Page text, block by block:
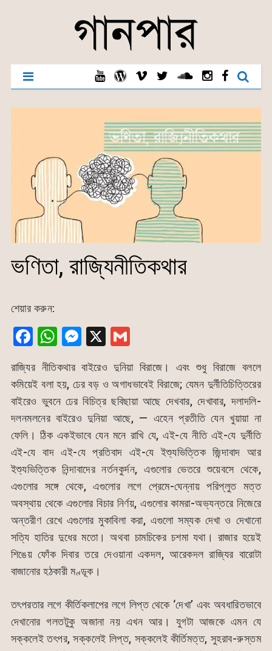
ভণিতা, রাজ্যিনীতিকথার
শেয়ার করুন:
F
c
e
b
o
o
k
W
at
s
A
p
p
M
s
s
e
n
g
er
X G
ai
l
রাজ্যির নীতিকথার বাইরেও দুনিয়া বিরাজে। এবং শুধু বিরাজে বললে
কমিয়েই বলা হয়, ঢের বড় ও অগাধভাবেই বিরাজে; যেমন দুর্নীতিচিত্তিরের
বাইরেও ভুবনে ঢের বিচিত্র ছবিছায়া আছে দেখবার, দেখাবার, দলাদলি-
দলনমলনের বাইরেও দুনিয়া আছে, — এহেন প্রতীতি যেন খুয়ায়া না
ফেলি। ঠিক একইভাবে যেন মনে রাখি যে, এই-যে নীতি এই-যে দুর্নীতি
এই-যে বাদ এই-যে প্রতিবাদ এই-যে ইশ্যুভিত্তিক জিন্দাবাদ আর
ইশ্যুভিত্তিক নিন্দাবাদের নর্তনকুর্দন, এগুলোর ভেতরে শুয়েবসে থেকে,
এগুলোর সঙ্গে থেকে, এগুলোর লগে প্রেমে-ঘেন্নায় পরিপ্লুত মত্ত
অবস্থায় থেকে এগুলোর বিচার নির্ণয়, এগুলোর কামরা-অভ্যন্তরে নিজেরে
অন্তরীণ রেখে এগুলোর মুকাবিলা করা, এগুলো সম্যক দেখা ও দেখানো
সত্যি হাতির দুধের মতো। অথবা চামচিকের চশমা যথা। রাজার হয়েই
শিঙেয় ফোঁক দিবার তরে দেওয়ানা একদল, আরেকদল রাজ্যির বারোটা
বাজানোর হঠকারী মণ্ডূক।
তৎপরতার লগে কীর্তিকলাপের লগে লিপ্ত থেকে ‘দেখা’ এবং অবধারিতভাবে
দেখানোর গলতটুকু অজানা নয় এখন আর। যুগটা আজকে এমন যে
সক্কলেই তৎপর, সক্কলেই লিপ্ত, সক্কলেই কীর্তিমত্ত, সুহরাব-রুস্তম